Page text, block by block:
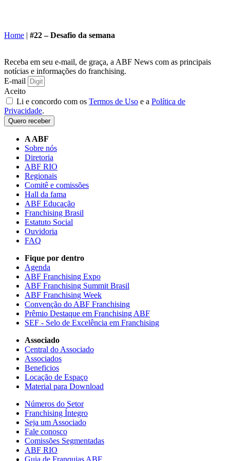
Home | #22 – Desafio da semana
Receba em seu e-mail, de graça, a ABF News com as principais
notícias e informações do franchising.
E-mail
Aceito
Li e concordo com os Termos de Uso e a Política de
Privacidade.
Quero receber
A ABF
Sobre nós
Diretoria
ABF RIO
Regionais
Comitê e comissões
Hall da fama
ABF Educação
Franchising Brasil
Estatuto Social
Ouvidoria
FAQ
Fique por dentro
Agenda
ABF Franchising Expo
ABF Franchising Summit Brasil
ABF Franchising Week
Convenção do ABF Franchising
Prêmio Destaque em Franchising ABF
SEF - Selo de Excelência em Franchising
Associado
Central do Associado
Associados
Beneficios
Locação de Espaço
Material para Download
Números do Setor
Franchising Íntegro
Seja um Associado
Fale conosco
Comissões Segmentadas
ABF RIO
Guia de Franquias ABF